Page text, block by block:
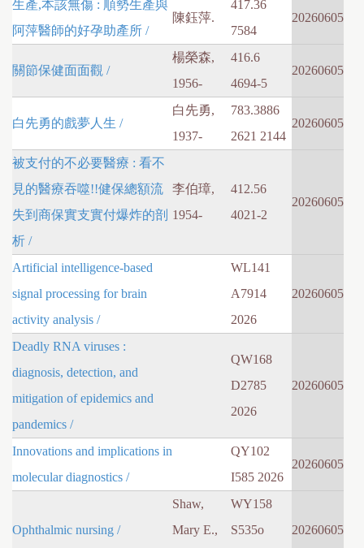
生產,本該無傷 : 順勢生產與
阿萍醫師的好孕助產所 /
陳鈺萍.
417.36
7584
20260605
關節保健面面觀 /
楊榮森,
1956-
416.6
4694-5
20260605
白先勇的戲夢人生 /
白先勇,
1937-
783.3886
2621 2144
20260605
被支付的不必要醫療 : 看不
見的醫療吞噬!!健保總額流
失到商保實支實付爆炸的剖
析 /
李伯璋,
1954-
412.56
4021-2
20260605
Artificial intelligence-based
signal processing for brain
activity analysis /
WL141
A7914
2026
20260605
Deadly RNA viruses :
diagnosis, detection, and
mitigation of epidemics and
pandemics /
QW168
D2785
2026
20260605
Innovations and implications in
molecular diagnostics /
QY102
I585 2026
20260605
Ophthalmic nursing /
Shaw,
Mary E.,
WY158
S535o
20260605